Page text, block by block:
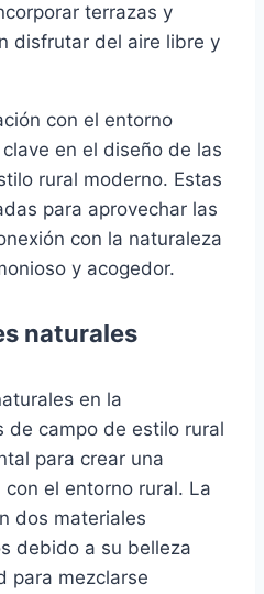
terrazas y
disfrutar del aire libre y
con el entorno
en el diseño de las
rural moderno. Estas
para aprovechar las
con la naturaleza
y acogedor.
naturales
en la
de campo de estilo rural
para crear una
el entorno rural. La
dos materiales
debido a su belleza
para mezclarse